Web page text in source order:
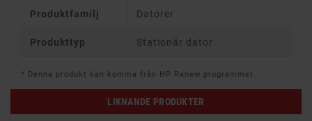
Produktfamilj Datorer
Produkttyp Stationär dator
* Denna produkt kan komma från HP Renew programmet
LIKNANDE PRODUKTER